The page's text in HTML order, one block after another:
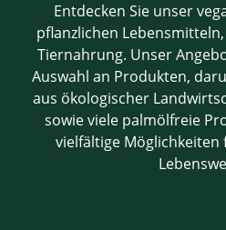
Entdecken Sie unser
pflanzlichen
Tiernahrung. Unser
Auswahl an Produkten,
aus ökologischer
sowie viele palmölfreie
vielfältige Möglichkeiten